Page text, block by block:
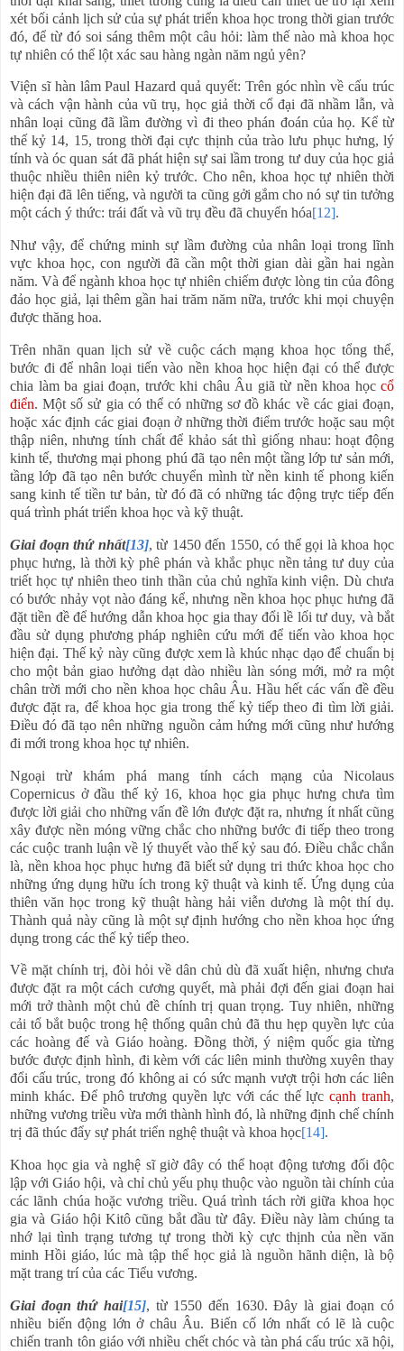
xét bối cảnh lịch sử của sự phát triển khoa học trong thời gian trước
đó, để từ đó soi sáng thêm một câu hỏi: làm thế nào mà khoa học
tự nhiên có thể lột xác sau hàng ngàn năm ngủ yên?
Viện sĩ hàn lâm Paul Hazard quả quyết: Trên góc nhìn về cấu trúc
và cách vận hành của vũ trụ, học giả thời cổ đại đã nhầm lẫn, và
nhân loại cũng đã lầm đường vì đi theo phán đoán của họ. Kể từ
thế kỷ 14, 15, trong thời đại cực thịnh của trào lưu phục hưng, lý
tính và óc quan sát đã phát hiện sự sai lầm trong tư duy của học giả
thuộc nhiều thiên niên kỷ trước. Cho nên, khoa học tự nhiên thời
hiện đại đã lên tiếng, và người ta cũng gởi gắm cho nó sự tin tưởng
một cách ý thức: trái đất và vũ trụ đều đã chuyển hóa[12].
Như vậy, để chứng minh sự lầm đường của nhân loại trong lĩnh
vực khoa học, con người đã cần một thời gian dài gần hai ngàn
năm. Và để ngành khoa học tự nhiên chiếm được lòng tin của đông
đảo học giả, lại thêm gần hai trăm năm nữa, trước khi mọi chuyện
được thăng hoa.
Trên nhãn quan lịch sử về cuộc cách mạng khoa học tổng thể,
bước đi để nhân loại tiến vào nền khoa học hiện đại có thể được
chia làm ba giai đoạn, trước khi châu Âu giã từ nền khoa học cổ
điển. Một số sử gia có thể có những sơ đồ khác về các giai đoạn,
hoặc xác định các giai đoạn ở những thời điểm trước hoặc sau một
thập niên, nhưng tính chất để khảo sát thì giống nhau: hoạt động
kinh tế, thương mại phong phú đã tạo nên một tầng lớp tư sản mới,
tầng lớp đã tạo nên bước chuyển mình từ nền kinh tế phong kiến
sang kinh tế tiền tư bản, từ đó đã có những tác động trực tiếp đến
quá trình phát triển khoa học và kỹ thuật.
Giai đoạn thứ nhất[13], từ 1450 đến 1550, có thể gọi là khoa học
phục hưng, là thời kỳ phê phán và khắc phục nền tảng tư duy của
triết học tự nhiên theo tinh thần của chủ nghĩa kinh viện. Dù chưa
có bước nhảy vọt nào đáng kể, nhưng nền khoa học phục hưng đã
đặt tiền đề để hướng dẫn khoa học gia thay đổi lề lối tư duy, và bắt
đầu sử dụng phương pháp nghiên cứu mới để tiến vào khoa học
hiện đại. Thế kỷ này cũng được xem là khúc nhạc dạo để chuẩn bị
cho một bản giao hưởng dạt dào nhiều làn sóng mới, mở ra một
chân trời mới cho nền khoa học châu Âu. Hầu hết các vấn đề đều
được đặt ra, để khoa học gia trong thế kỷ tiếp theo đi tìm lời giải.
Điều đó đã tạo nên những nguồn cảm hứng mới cũng như hướng
đi mới trong khoa học tự nhiên.
Ngoại trừ khám phá mang tính cách mạng của Nicolaus
Copernicus ở đầu thế kỷ 16, khoa học gia phục hưng chưa tìm
được lời giải cho những vấn đề lớn được đặt ra, nhưng ít nhất cũng
xây được nền móng vững chắc cho những bước đi tiếp theo trong
các cuộc tranh luận về lý thuyết vào thế kỷ sau đó. Điều chắc chắn
là, nền khoa học phục hưng đã biết sử dụng tri thức khoa học cho
những ứng dụng hữu ích trong kỹ thuật và kinh tế. Ứng dụng của
thiên văn học trong kỹ thuật hàng hải viễn dương là một thí dụ.
Thành quả này cũng là một sự định hướng cho nền khoa học ứng
dụng trong các thế kỷ tiếp theo.
Về mặt chính trị, đòi hỏi về dân chủ dù đã xuất hiện, nhưng chưa
được đặt ra một cách cương quyết, mà phải đợi đến giai đoạn hai
mới trở thành một chủ đề chính trị quan trọng. Tuy nhiên, những
cải tổ bắt buộc trong hệ thống quân chủ đã thu hẹp quyền lực của
các hoàng đế và Giáo hoàng. Đồng thời, ý niệm quốc gia từng
bước được định hình, đi kèm với các liên minh thường xuyên thay
đổi cấu trúc, trong đó không ai có sức mạnh vượt trội hơn các liên
minh khác. Để phô trương quyền lực với các thế lựccạnh tranh,
những vương triều vừa mới thành hình đó, là những định chế chính
trị đã thúc đẩy sự phát triển nghệ thuật và khoa học[14].
Khoa học gia và nghệ sĩ giờ đây có thể hoạt động tương đối độc
lập với Giáo hội, và chỉ chủ yếu phụ thuộc vào nguồn tài chính của
các lãnh chúa hoặc vương triều. Quá trình tách rời giữa khoa học
gia và Giáo hội Kitô cũng bắt đầu từ đây. Điều này làm chúng ta
nhớ lại tình trạng tương tự trong thời kỳ cực thịnh của nền văn
minh Hồi giáo, lúc mà tập thể học giả là nguồn hãnh diện, là bộ
mặt trang trí của các Tiểu vương.
Giai đoạn thứ hai[15], từ 1550 đến 1630. Đây là giai đoạn có
nhiều biến động lớn ở châu Âu. Biến cố lớn nhất có lẽ là cuộc
chiến tranh tôn giáo với nhiều chết chóc và tàn phá cấu trúc xã hội,